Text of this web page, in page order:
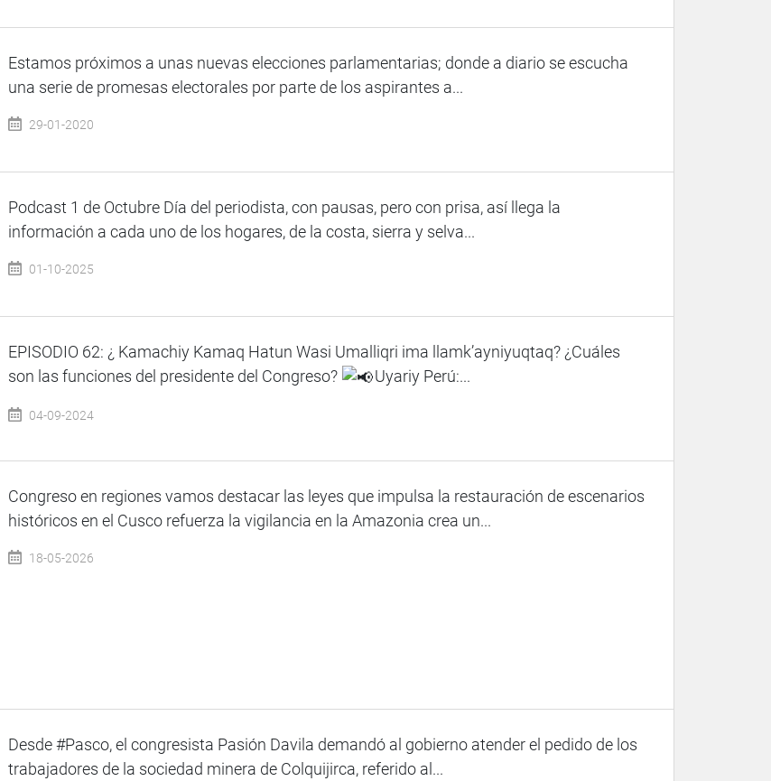
Estamos próximos a unas nuevas elecciones parlamentarias; donde a diario se escucha
una serie de promesas electorales por parte de los aspirantes a...
29-01-2020
Podcast 1 de Octubre Día del periodista, con pausas, pero con prisa, así llega la
información a cada uno de los hogares, de la costa, sierra y selva...
01-10-2025
EPISODIO 62: ¿ Kamachiy Kamaq Hatun Wasi Umalliqri ima llamk’ayniyuqtaq? ¿Cuáles
son las funciones del presidente del Congreso?
Uyariy Perú:...
04-09-2024
Congreso en regiones vamos destacar las leyes que impulsa la restauración de escenarios
históricos en el Cusco refuerza la vigilancia en la Amazonia crea un...
18-05-2026
Desde #Pasco, el congresista Pasión Davila demandó al gobierno atender el pedido de los
trabajadores de la sociedad minera de Colquijirca, referido al...